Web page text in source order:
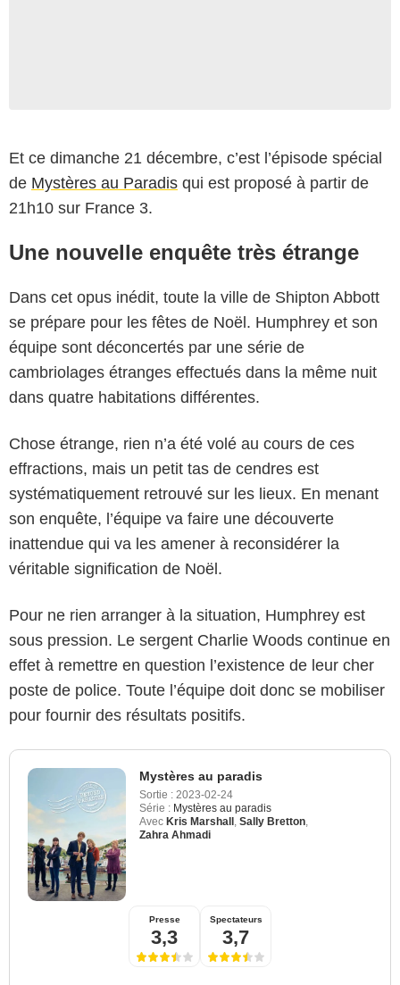
Et ce dimanche 21 décembre, c’est l’épisode spécial
de Mystères au Paradis qui est proposé à partir de
21h10 sur France 3.
Une nouvelle enquête très étrange
Dans cet opus inédit, toute la ville de Shipton Abbott
se prépare pour les fêtes de Noël. Humphrey et son
équipe sont déconcertés par une série de
cambriolages étranges effectués dans la même nuit
dans quatre habitations différentes.
Chose étrange, rien n’a été volé au cours de ces
effractions, mais un petit tas de cendres est
systématiquement retrouvé sur les lieux. En menant
son enquête, l’équipe va faire une découverte
inattendue qui va les amener à reconsidérer la
véritable signification de Noël.
Pour ne rien arranger à la situation, Humphrey est
sous pression. Le sergent Charlie Woods continue en
effet à remettre en question l’existence de leur cher
poste de police. Toute l’équipe doit donc se mobiliser
pour fournir des résultats positifs.
Mystères au paradis
Sortie : 2023-02-24
Série : Mystères au paradis
Avec Kris Marshall Sally Bretton
Zahra Ahmadi
Presse
3,3
Spectateurs
3,7